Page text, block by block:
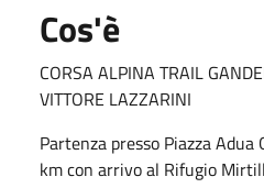
Cos'è
CORSA ALPINA TRAIL
VITTORE LAZZARINI
Partenza presso Piazza
km con arrivo al Rifugio